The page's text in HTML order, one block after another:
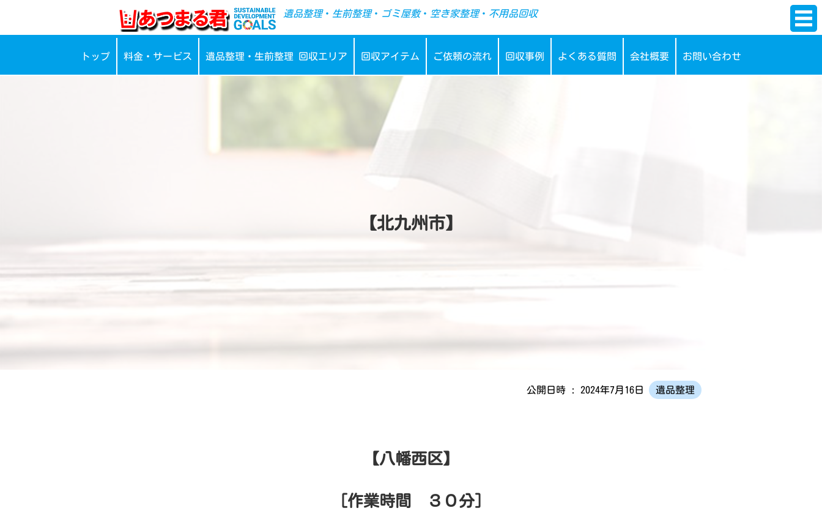
-->
遺品整理・ 生前整理・ ゴミ屋敷・ 空き家整理・ 不用品回収
トップ 料金・サービス 遺品整理・生前整理 回収エリア 回収アイテム ご依頼の流れ 回収事例 よくある質問 会社概要 お問い合わせ
【北九州市】
公開日時 : 2024年7月16日 遺品整理
【八幡西区】
［作業時間 ３０分］